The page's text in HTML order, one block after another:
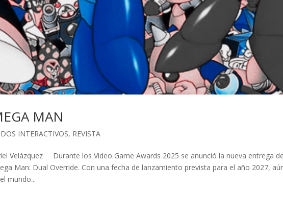
MAN
INTERACTIVOS, REVISTA
Velázquez Durante los Video Game Awards 2025 se anunció la nueva entrega
Man: Dual Override. Con una fecha de lanzamiento prevista para el año 2027,
mundo...